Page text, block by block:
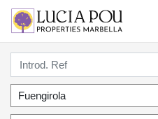
Fuengirola